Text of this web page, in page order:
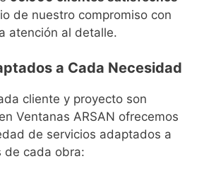
de nuestro compromiso con
atención al detalle.
a Cada Necesidad
cliente y proyecto son
Ventanas ARSAN ofrecemos
de servicios adaptados a
de cada obra: